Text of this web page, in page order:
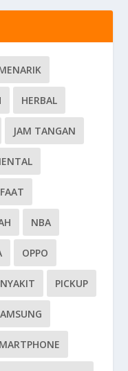
HERBAL
JAM TANGAN
NBA
OPPO
PICKUP